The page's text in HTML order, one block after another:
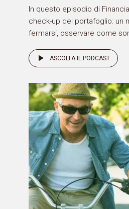
In questo episodio di
check-up del portafoglio: un
fermarsi, osservare come
ASCOLTA IL PODCAST